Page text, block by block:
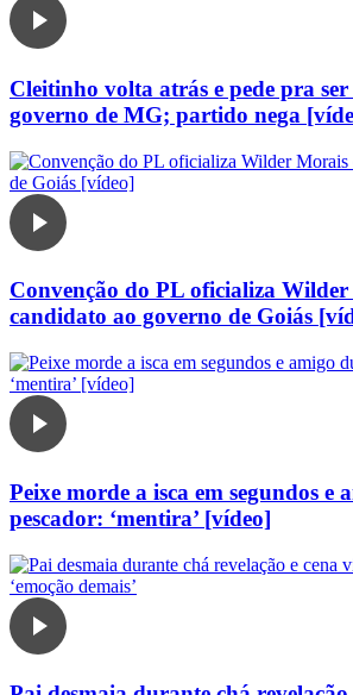
Cleitinho volta atrás e pede pra
governo de MG; partido nega
Convenção do PL oficializa
candidato ao governo de Goiás
Peixe morde a isca em segundos e
pescador: ‘mentira’ [vídeo]